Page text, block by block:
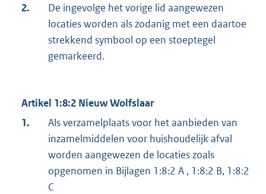
2.
De ingevolge het vorige lid aangewezen
locaties worden als zodanig met een daartoe
strekkend symbool op een stoeptegel
gemarkeerd.
Artikel 1:8:2 Nieuw Wolfslaar
1.
Als verzamelplaats voor het aanbieden van
inzamelmiddelen voor huishoudelijk afval
worden aangewezen de locaties zoals
opgenomen in Bijlagen 1:8:2 A , 1:8:2 B, 1:8:2
C